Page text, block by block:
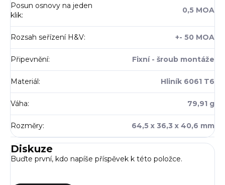
Posun osnovy na jeden
klik:
0,5 MOA
Rozsah seřízení H&V: +- 50 MOA
Připevnění: Fixní - šroub montáže
Materiál: Hliník 6061 T6
Váha: 79,91 g
Rozměry: 64,5 x 36,3 x 40,6 mm
Diskuze
Buďte první, kdo napíše příspěvek k této položce.